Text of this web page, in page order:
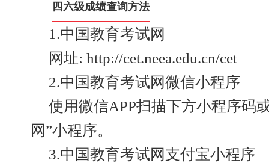
四六级成绩查询方法
1.中国教育考试网
网址: http://cet.neea.edu.cn/cet
2.中国教育考试网微信小程序
使用微信APP扫描下方小程序码
网”小程序。
3.中国教育考试网支付宝小程序